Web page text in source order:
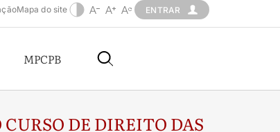
Mapa do site ENTRAR
MPCPB
DE DIREITO DAS